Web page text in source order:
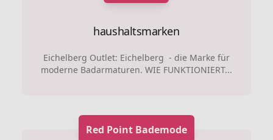
haushaltsmarken
Eichelberg Outlet: Eichelberg - die Marke für
moderne Badarmaturen. WIE FUNKTIONIERT...
Red Point Bademode